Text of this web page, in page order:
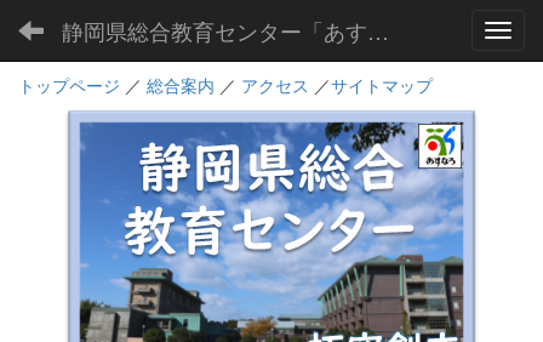
静岡県総合教育センター「あすなろ」
トップページ ／ 総合案内 ／ アクセス ／サイトマップ